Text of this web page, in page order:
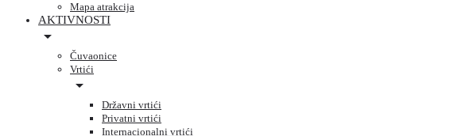
Mapa atrakcija
AKTIVNOSTI
Čuvaonice
Vrtići
Državni vrtići
Privatni vrtići
Internacionalni vrtići